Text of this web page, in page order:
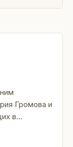
Громова и
в
лучший